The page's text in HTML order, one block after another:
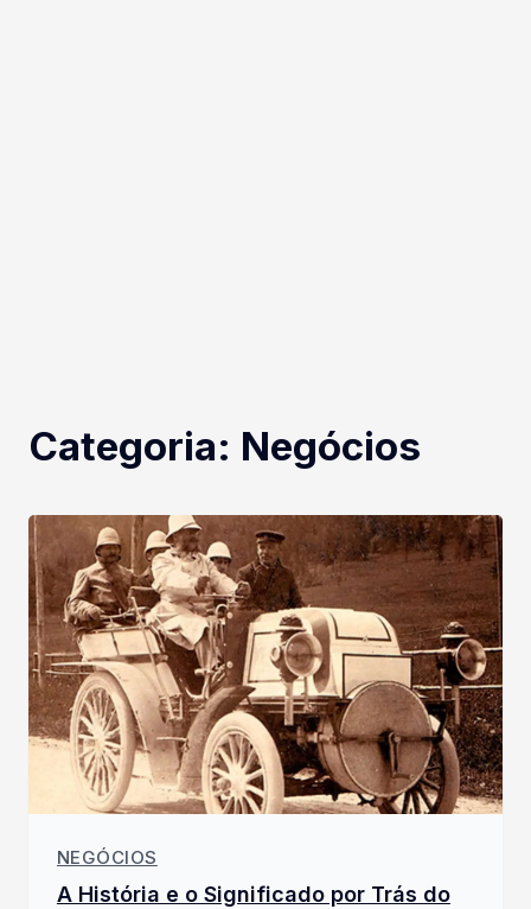
Categoria: Negócios
NEGÓCIOS
A História e o Significado por Trás do